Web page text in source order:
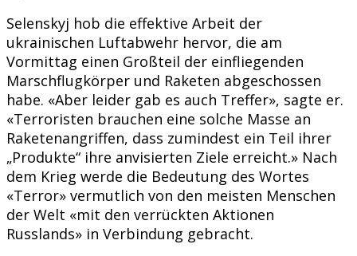
Selenskyj hob die effektive Arbeit der
ukrainischen Luftabwehr hervor, die am
Vormittag einen Großteil der einfliegenden
Marschflugkörper und Raketen abgeschossen
habe. «Aber leider gab es auch Treffer», sagte er.
«Terroristen brauchen eine solche Masse an
Raketenangriffen, dass zumindest ein Teil ihrer
„Produkte“ ihre anvisierten Ziele erreicht.» Nach
dem Krieg werde die Bedeutung des Wortes
«Terror» vermutlich von den meisten Menschen
der Welt «mit den verrückten Aktionen
Russlands» in Verbindung gebracht.